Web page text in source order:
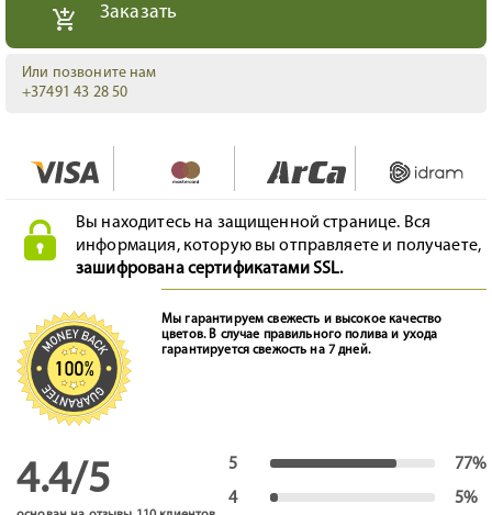
Заказать
Или позвоните нам
+37491 43 28 50
Вы находитесь на защищенной странице. Вся
информация, которую вы отправляете и получаете,
зашифрована сертификатами SSL.
Мы гарантируем свежесть и высокое качество
цветов. В случае правильного полива и ухода
гарантируется свежость на 7 дней.
4.4/5 5
77%
4
5%